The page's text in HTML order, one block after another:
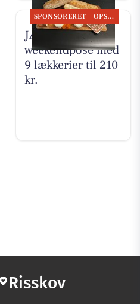
SPONSORERET OPSLAGSTAVLEN
JAMA tilbyder
weekendpose med
9 lækkerier til 210
kr.
Risskov